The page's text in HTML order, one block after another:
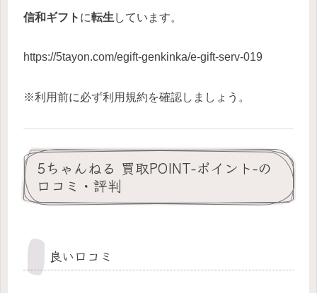
信和ギフト に転生 しています。
https://5tayon.com/egift-genkinka/e-gift-serv-019
※利用前に必ず利用規約を確認しましょう。
5ちゃんねる 買取POINT-ポイント-の
口コミ・評判
良い口コミ